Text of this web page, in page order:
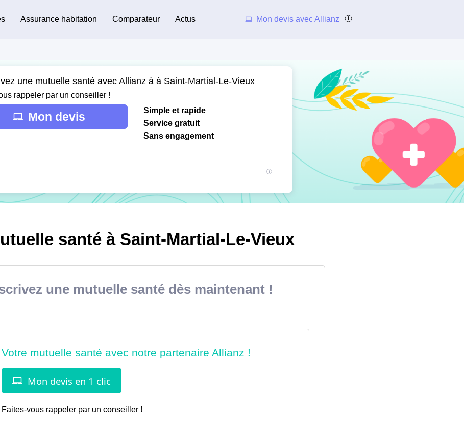
Assurance habitation Comparateur Actus Mon devis avec Allianz
une mutuelle santé avec Allianz à à Saint-Martial-Le-Vieux
rappeler par un conseiller !
Mon devis
Simple et rapide
Service gratuit
Sans engagement
santé à Saint-Martial-Le-Vieux
une mutuelle santé dès maintenant !
Faites-vous rappeler par un conseiller !